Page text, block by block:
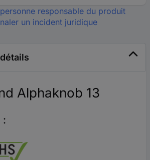
responsable du produit
un incident juridique
Alphaknob 13
: